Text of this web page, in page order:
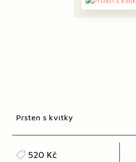
Prsten s kvítky
520 Kč